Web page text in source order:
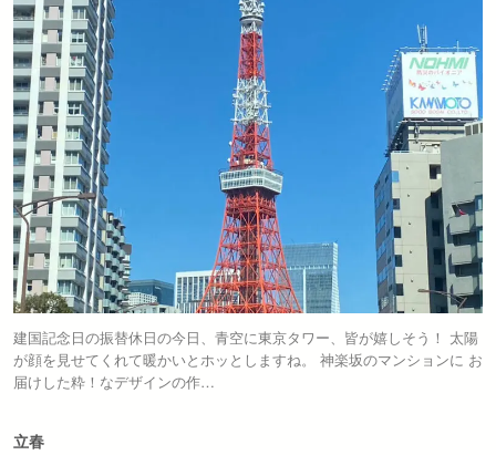
建国記念日の振替休日の今日、青空に東京タワー、皆が嬉しそう！ 太陽
が顔を見せてくれて暖かいとホッとしますね。 神楽坂のマンションに お
届けした粋！なデザインの作…
立春